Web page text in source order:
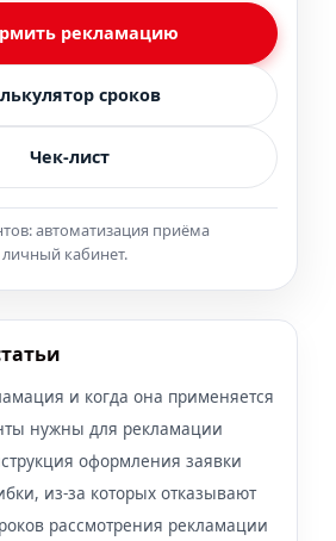
рекламацию
сроков
Чек‑лист
автоматизация приёма
кабинет.
и когда она применяется
нужны для рекламации
оформления заявки
из-за которых отказывают
рассмотрения рекламации